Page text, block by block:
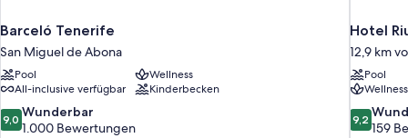
Barceló Tenerife
San Miguel de Abona
Pool
Wellness
All-inclusive verfügbar
Kinderbecken
9.0
von
9,0 Wunderbar
1.000 Bewertungen
Hotel
12,9 km
Pool
Wellness
9.2
von
9,2
159